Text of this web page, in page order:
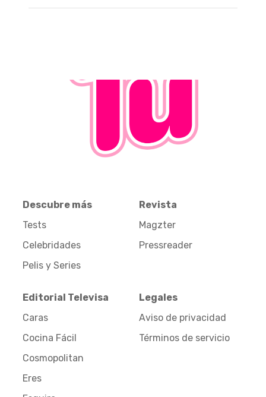
Descubre más
Tests
Celebridades
Pelis y Series
Revista
Magzter
Pressreader
Editorial Televisa
Caras
Cocina Fácil
Cosmopolitan
Eres
Legales
Aviso de privacidad
Términos de servicio